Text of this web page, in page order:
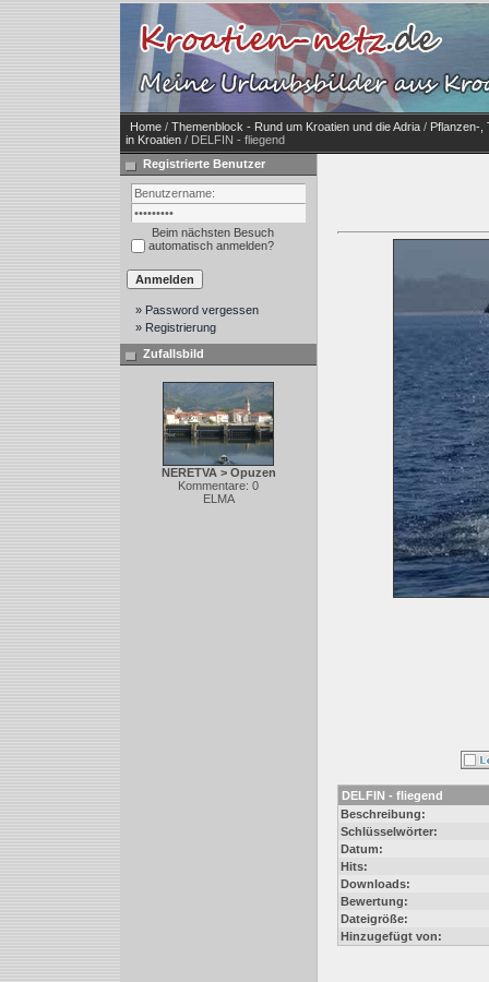
Home / Themenblock - Rund um Kroatien und die Adria / Pflanzen-,
in Kroatien / DELFIN - fliegend
Registrierte Benutzer
Beim nächsten Besuch
automatisch anmelden?
» Password vergessen
» Registrierung
Zufallsbild
NERETVA > Opuzen
Kommentare: 0
ELMA
DELFIN - fliegend
Beschreibung:
Schlüsselwörter:
Datum:
Hits:
Downloads:
Bewertung:
Dateigröße:
Hinzugefügt von: